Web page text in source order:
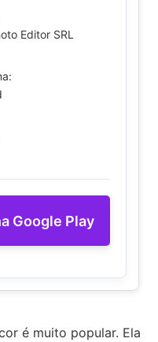
Editor SRL
Google Play
é muito popular. Ela